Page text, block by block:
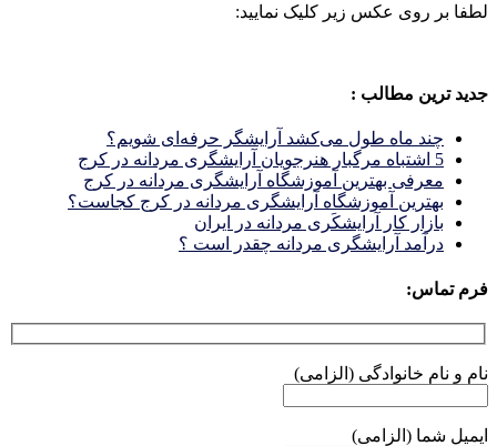
لطفا بر روی عکس زیر کلیک نمایید:
جدید ترین مطالب :
چند ماه طول می‌کشد آرایشگر حرفه‌ای شویم؟
5 اشتباه مرگبار هنرجویان آرایشگری مردانه در کرج
معرفی بهترین آموزشگاه آرایشگری مردانه در کرج
بهترین آموزشگاه آرایشگری مردانه در کرج کجاست؟
بازار كار آرايشكَرى مردانه در ايران
درآمد آرایشگری مردانه چقدر است ؟
فرم تماس:
نام و نام خانوادگی (الزامی)
ایمیل شما (الزامی)